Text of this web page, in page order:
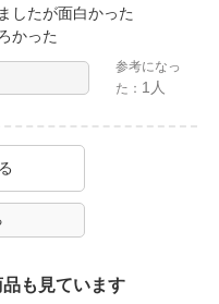
したが面白かった
かった
参考になっ
た： 1人
も見ています